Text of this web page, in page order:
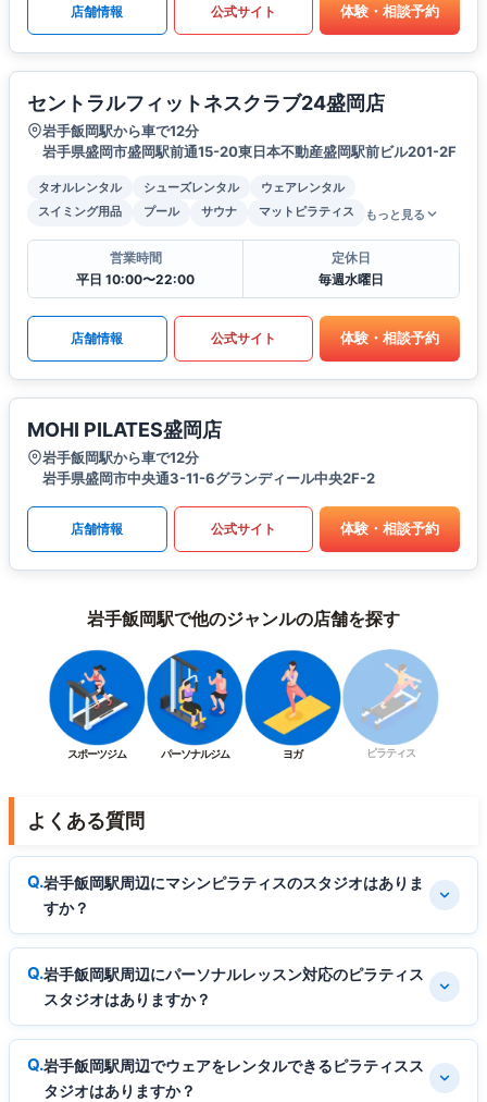
店舗情報 公式サイト 体験・相談予約
セントラルフィットネスクラブ24盛岡店
岩手飯岡駅から車で12分
岩手県盛岡市盛岡駅前通15-20東日本不動産盛岡駅前ビル201-2F
タオルレンタル シューズレンタル
ウェアレンタル
スイミング用品
プール サウナ マットピラティス もっと見る
営業時間
平日 10:00〜22:00
定休日
毎週水曜日
店舗情報 公式サイト 体験・相談予約
MOHI PILATES盛岡店
岩手飯岡駅から車で12分
岩手県盛岡市中央通3-11-6グランディール中央2F-2
店舗情報 公式サイト 体験・相談予約
岩手飯岡駅で他のジャンルの店舗を探す
スポーツジム パーソナルジム ヨガ ピラティス
よくある質問
岩手飯岡駅周辺にマシンピラティスのスタジオはありま
すか？
岩手飯岡駅周辺にパーソナルレッスン対応のピラティス
スタジオはありますか？
岩手飯岡駅周辺でウェアをレンタルできるピラティスス
タジオはありますか？